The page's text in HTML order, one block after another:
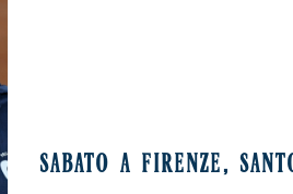
SABATO A FIRENZE,